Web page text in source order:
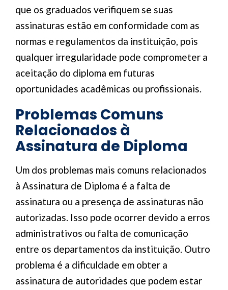
que os graduados verifiquem se suas
assinaturas estão em conformidade com as
normas e regulamentos da instituição, pois
qualquer irregularidade pode comprometer a
aceitação do diploma em futuras
oportunidades acadêmicas ou profissionais.
Problemas Comuns
Relacionados à
Assinatura de Diploma
Um dos problemas mais comuns relacionados
à Assinatura de Diploma é a falta de
assinatura ou a presença de assinaturas não
autorizadas. Isso pode ocorrer devido a erros
administrativos ou falta de comunicação
entre os departamentos da instituição. Outro
problema é a dificuldade em obter a
assinatura de autoridades que podem estar